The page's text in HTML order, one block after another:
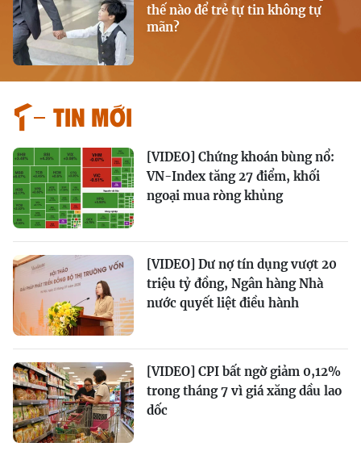
thế nào để trẻ tự tin không tự
mãn?
Tin mới
[VIDEO] Chứng khoán bùng nổ:
VN-Index tăng 27 điểm, khối
ngoại mua ròng khủng
[VIDEO] Dư nợ tín dụng vượt 20
triệu tỷ đồng, Ngân hàng Nhà
nước quyết liệt điều hành
[VIDEO] CPI bất ngờ giảm 0,12%
trong tháng 7 vì giá xăng dầu lao
dốc